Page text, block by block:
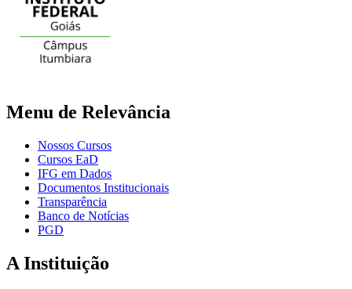
Menu de Relevância
Nossos Cursos
Cursos EaD
IFG em Dados
Documentos Institucionais
Transparência
Banco de Notícias
PGD
A Instituição